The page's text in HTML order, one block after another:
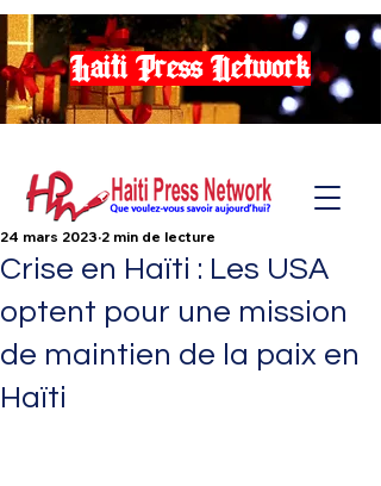
Haiti Press Network
Crise en Haïti : Les USA
optent pour une mission
de maintien de la paix en
Haïti
24 mars 2023 2 min de lecture